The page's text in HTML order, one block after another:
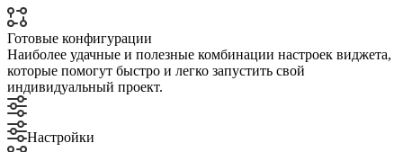
Готовые конфигурации
Наиболее удачные и полезные комбинации настроек виджета,
которые помогут быстро и легко запустить свой
индивидуальный проект.
Настройки